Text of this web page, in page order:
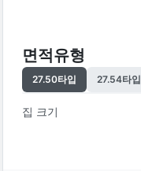
면적유형
27.50타입 27.54타입
집 크기